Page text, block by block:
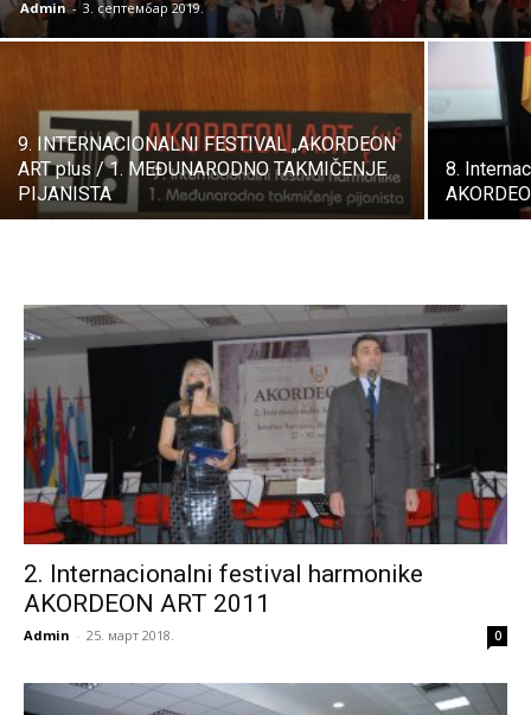
Admin - 3. септембар 2019.
9. INTERNACIONALNI FESTIVAL „AKORDEON
ART plus / 1. MEĐUNARODNO TAKMIČENJE
PIJANISTA
8.
2. Internacionalni festival harmonike
AKORDEON ART 2011
Admin - 25. март 2018. 0